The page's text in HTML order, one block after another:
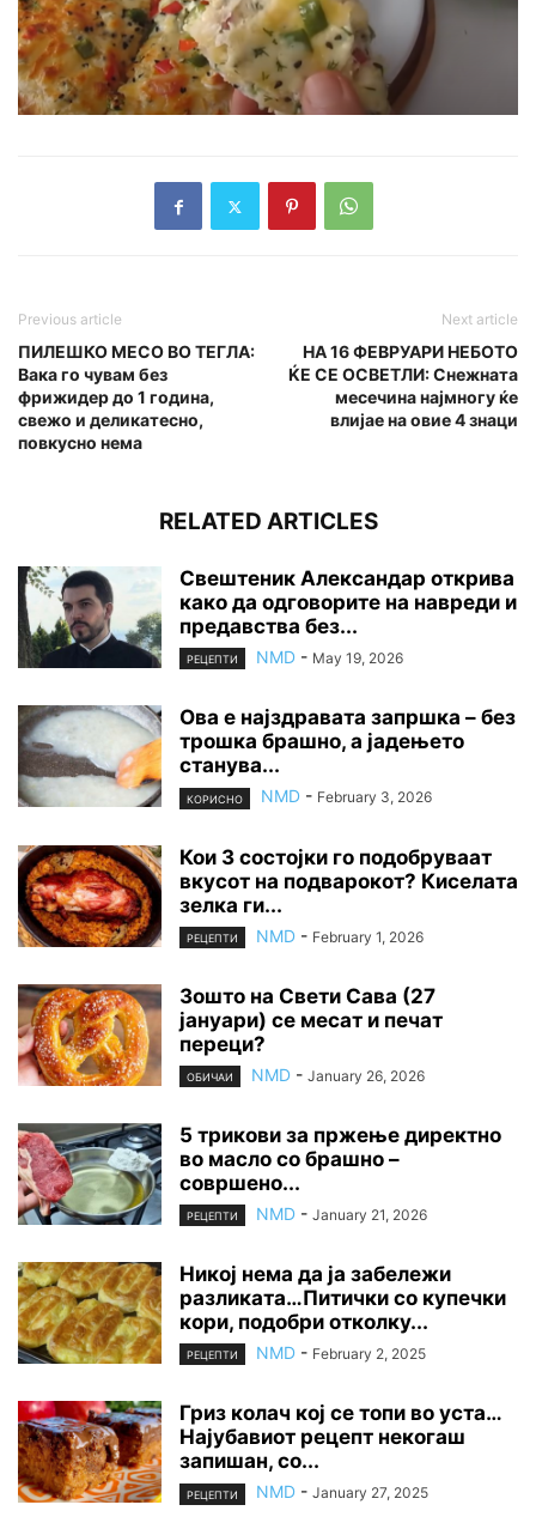
Previous article
ПИЛЕШКО МЕСО ВО ТЕГЛА:
Вака го чувам без
фрижидер до 1 година,
свежо и деликатесно,
повкусно нема
Next article
НА 16 ФЕВРУАРИ НЕБОТО
ЌЕ СЕ ОСВЕТЛИ: Снежната
месечина најмногу ќе
влијае на овие 4 знаци
RELATED ARTICLES
Свештеник Александар открива
како да одговорите на навреди и
предавства без...
РЕЦЕПТИ NMD - May 19, 2026
Ова е најздравата запршка – без
трошка брашно, а јадењето
станува...
КОРИСНО NMD - February 3, 2026
Кои 3 состојки го подобруваат
вкусот на подварокот? Киселата
зелка ги...
РЕЦЕПТИ NMD - February 1, 2026
Зошто на Свети Сава (27
јануари) се месат и печат
переци?
ОБИЧАИ NMD - January 26, 2026
5 трикови за пржење директно
во масло со брашно –
совршено...
РЕЦЕПТИ NMD - January 21, 2026
Никој нема да ја забележи
разликата…Питички со купечки
кори, подобри отколку...
РЕЦЕПТИ NMD - February 2, 2025
Гриз колач кој се топи во уста…
Најубавиот рецепт некогаш
запишан, со...
РЕЦЕПТИ NMD - January 27, 2025